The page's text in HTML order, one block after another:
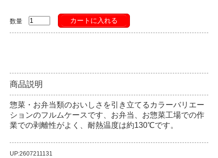
数量 カートに入れる
商品説明
惣菜・お弁当類のおいしさを引き立てるカラーバリエー
ションのフルムケースです、お弁当、お惣菜工場での作
業での剥離性がよく、耐熱温度は約130℃です。
UP:2607211131